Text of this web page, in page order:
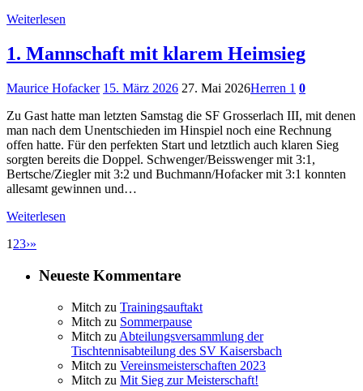
Weiterlesen
1. Mannschaft mit klarem Heimsieg
Maurice Hofacker 15. März 2026 27. Mai 2026Herren 1 0
Zu Gast hatte man letzten Samstag die SF Grosserlach III, mit denen
man nach dem Unentschieden im Hinspiel noch eine Rechnung
offen hatte. Für den perfekten Start und letztlich auch klaren Sieg
sorgten bereits die Doppel. Schwenger/Beisswenger mit 3:1,
Bertsche/Ziegler mit 3:2 und Buchmann/Hofacker mit 3:1 konnten
allesamt gewinnen und…
Weiterlesen
1 23›»
Neueste Kommentare
Mitch zu Trainingsauftakt
Mitch zu Sommerpause
Mitch zu Abteilungsversammlung der
Tischtennisabteilung des SV Kaisersbach
Mitch zu Vereinsmeisterschaften 2023
Mitch zu Mit Sieg zur Meisterschaft!